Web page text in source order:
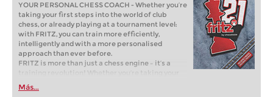
YOUR PERSONAL CHESS COACH - Whether you’re
taking your first steps into the world of club
chess, or already playing at a tournament level:
with FRITZ, you can train more efficiently,
intelligently and with a more personalised
approach than ever before.
FRITZ is more than just a chess engine – it’s a
training revolution! Whether you’re taking your
first steps into the world of club chess, or already
playing at a tournament level: with FRITZ, you can
Más...